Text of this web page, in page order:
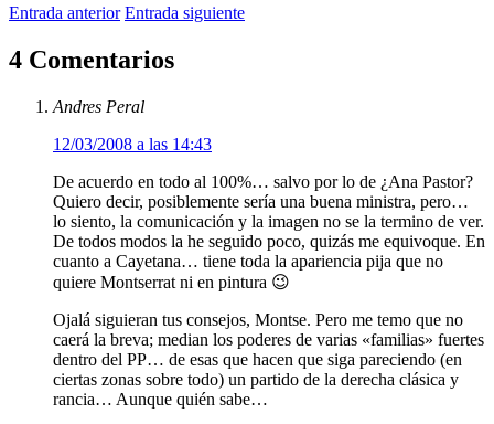
Entrada anterior Entrada siguiente
4 Comentarios
Andres Peral
12/03/2008 a las 14:43
De acuerdo en todo al 100%… salvo por lo de ¿Ana Pastor?
Quiero decir, posiblemente sería una buena ministra, pero…
lo siento, la comunicación y la imagen no se la termino de ver.
De todos modos la he seguido poco, quizás me equivoque. En
cuanto a Cayetana… tiene toda la apariencia pija que no
quiere Montserrat ni en pintura 😉
Ojalá siguieran tus consejos, Montse. Pero me temo que no
caerá la breva; median los poderes de varias «familias» fuertes
dentro del PP… de esas que hacen que siga pareciendo (en
ciertas zonas sobre todo) un partido de la derecha clásica y
rancia… Aunque quién sabe…